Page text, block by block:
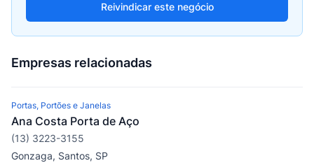
Reivindicar este negócio
Empresas relacionadas
Portas, Portões e Janelas
Ana Costa Porta de Aço
(13) 3223-3155
Gonzaga, Santos, SP